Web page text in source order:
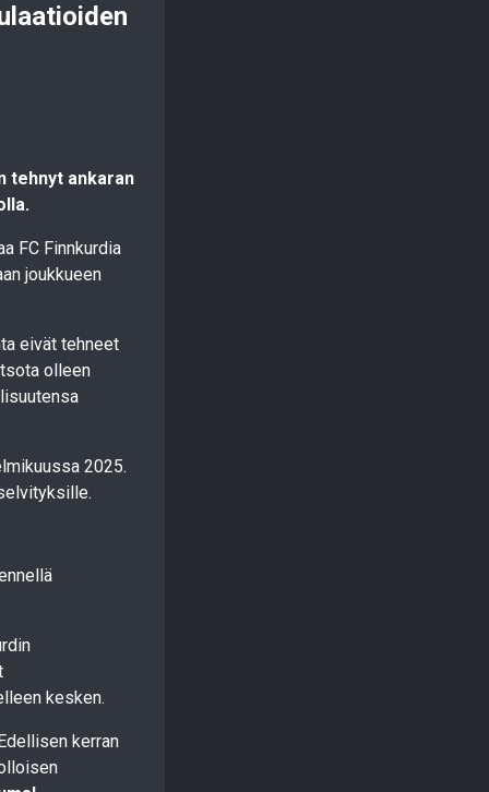
tehnyt ankaran
FC Finnkurdia
joukkueen
eivät tehneet
olleen
2025.
kesken.
kerran